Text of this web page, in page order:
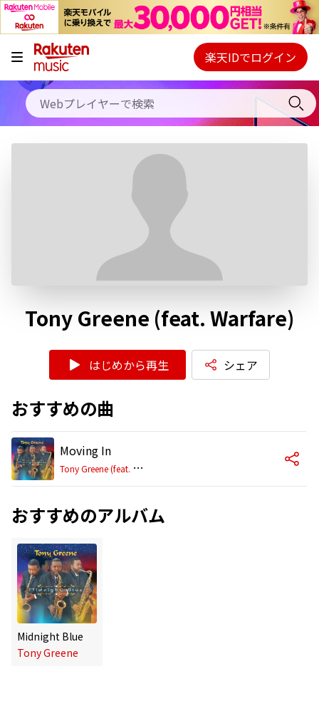
キャンペーン
料金プラン
使い方
Webプレイヤー
ご契約内容の確認・変更
楽天IDでログイン
Tony Greene (feat. Warfare)
はじめから再生 シェア
おすすめの曲
Moving In
T
ony Greene (feat. Warfare)
おすすめのアルバム
Midnight Blue
Tony Greene